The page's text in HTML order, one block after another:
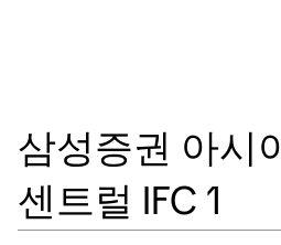
삼성증권 아시
센트럴 IFC 1